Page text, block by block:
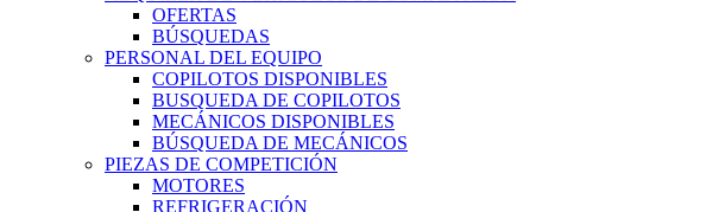
OFERTAS
BÚSQUEDAS
PERSONAL DEL EQUIPO
COPILOTOS DISPONIBLES
BUSQUEDA DE COPILOTOS
MECÁNICOS DISPONIBLES
BÚSQUEDA DE MECÁNICOS
PIEZAS DE COMPETICIÓN
MOTORES
REFRIGERACIÓN